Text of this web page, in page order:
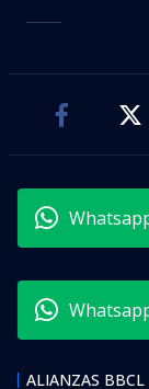
ALIANZAS BBCL